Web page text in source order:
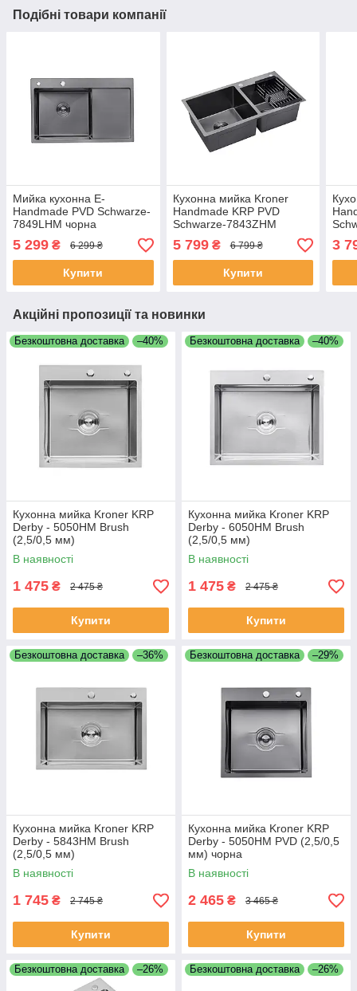
Подібні товари компанії
Мийка кухонна E-
Handmade PVD Schwarze-
7849LHM чорна
нержавіюча 3.0/1.0 мм
7850
5 299 ₴ 6 299 ₴
Купити
Кухонна мийка Kroner
Handmade KRP PVD
Schwarze-7843ZHM
(3.0/1.0 мм) 215 чорна
подвійна 7843 + кошик
5 799₴ 6 799 ₴
Купити
мм)
3
Акційні пропозиції та новинки
Безкоштовна доставка –40%
Кухонна мийка Kroner KRP
Derby - 5050HM Brush
(2,5/0,5 мм)
В наявності
1 475 ₴ 2 475 ₴
Купити
Безкоштовна доставка –40%
Кухонна мийка Kroner KRP
Derby - 6050HM Brush
(2,5/0,5 мм)
В наявності
1 475 ₴ 2 475 ₴
Купити
Безкоштовна доставка –36%
Кухонна мийка Kroner KRP
Derby - 5843HM Brush
(2,5/0,5 мм)
В наявності
1 745 ₴ 2 745 ₴
Купити
Безкоштовна доставка –29%
Кухонна мийка Kroner KRP
Derby - 5050HM PVD (2,5/0,5
мм) чорна
В наявності
2 465 ₴ 3 465 ₴
Купити
Безкоштовна доставка –26% Безкоштовна доставка –26%